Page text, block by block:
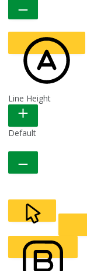
READABLE FONT
Line Height
Default
CURSOR